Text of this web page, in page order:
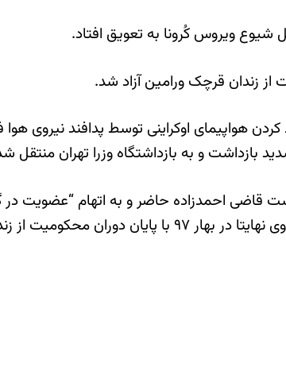
نسبت به ساقط کردن هواپیمای اوکراینی توسط پدافند
بازداشت و به بازداشتگاه وزرا تهران منتقل
در شعبه ۲۶ دادگاه انقلاب تهران به ریاست قاضی احمدزاده